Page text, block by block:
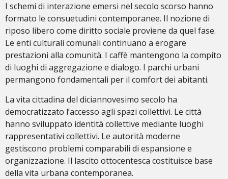
I schemi di interazione emersi nel secolo scorso hanno
formato le consuetudini contemporanee. Il nozione di
riposo libero come diritto sociale proviene da quel fase.
Le enti culturali comunali continuano a erogare
prestazioni alla comunità. I caffè mantengono la compito
di luoghi di aggregazione e dialogo. I parchi urbani
permangono fondamentali per il comfort dei abitanti.
La vita cittadina del diciannovesimo secolo ha
democratizzato l’accesso agli spazi collettivi. Le città
hanno sviluppato identità collettive mediante luoghi
rappresentativi collettivi. Le autorità moderne
gestiscono problemi comparabili di espansione e
organizzazione. Il lascito ottocentesca costituisce base
della vita urbana contemporanea.